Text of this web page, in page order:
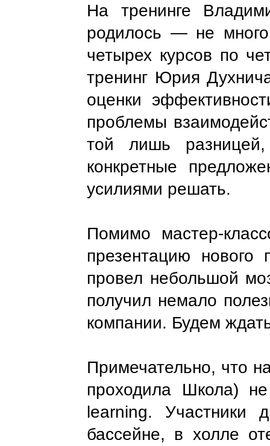
На тренинге
родилось —не
четырех курсов по
тренинг Юрия
оценки
проблемы
той лишь
конкретные
усилиями решать.
Помимо мастер-
презентацию
провел небольшой
получил немало
компании. Будем
Примечательно, что
проходила Школа)
learning. Участники
бассейне, в холле